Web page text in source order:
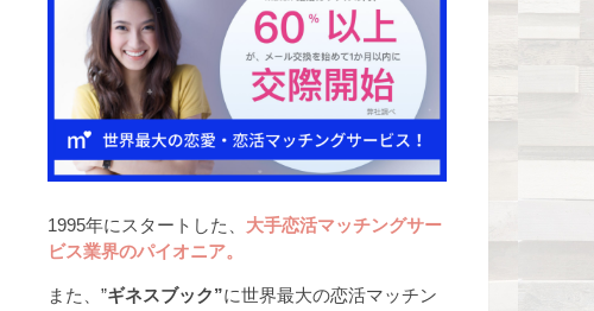
1995年にスタートした、 大手恋活マッチングサー
ビス業界のパイオニア。
また、”ギネスブック”に世界最大の恋活マッチン